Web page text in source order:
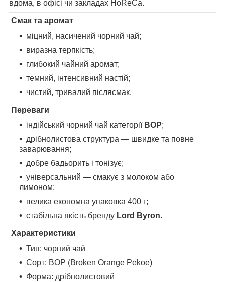
вдома, в офісі чи закладах HoReCa.
Смак та аромат
міцний, насичений чорний чай;
виразна терпкість;
глибокий чайний аромат;
темний, інтенсивний настій;
чистий, тривалий післясмак.
Переваги
індійський чорний чай категорії BOP;
дрібнолистова структура — швидке та повне
заварювання;
добре бадьорить і тонізує;
універсальний — смакує з молоком або
лимоном;
велика економна упаковка 400 г;
стабільна якість бренду Lord Byron.
Характеристики
Тип: чорний чай
Сорт: BOP (Broken Orange Pekoe)
Форма: дрібнолистовий